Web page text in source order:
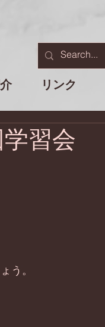
リンク
習会
う。